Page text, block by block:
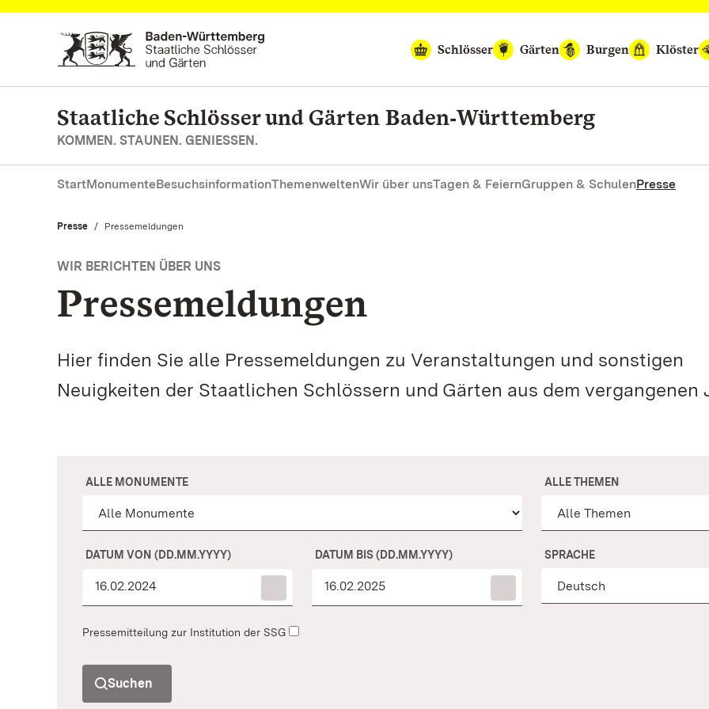
Zum Hauptinhalt springen
Schlösser
Gärten Burgen Klöster
Staatliche Schlösser und Gärten Baden‑Württemberg
KOMMEN. STAUNEN. GENIESSEN.
StartMonumenteBesuchsinformationThemenweltenWir über unsTagen & FeiernGruppen & SchulenPresse
Presse Aktuell:
Pressemeldungen
WIR BERICHTEN ÜBER UNS
Pressemeldungen
Hier finden Sie alle Pressemeldungen zu Veranstaltungen und sonstigen
Neuigkeiten der Staatlichen Schlössern und Gärten aus dem vergangenen
ALLE MONUMENTE ALLE THEMEN
DATUM VON (DD.MM.YYYY) DATUM BIS (DD.MM.YYYY) SPRACHE
Pressemitteilung zur Institution der SSG
Suchen